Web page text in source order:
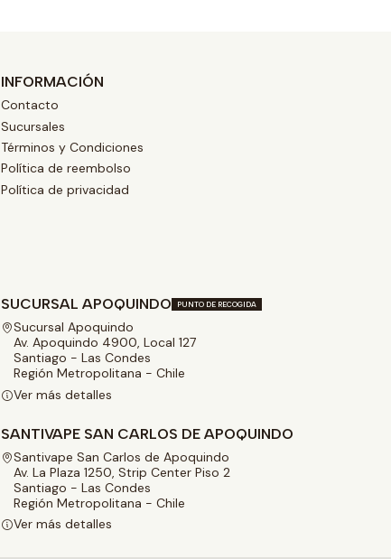
INFORMACIÓN
Contacto
Sucursales
Términos y Condiciones
Política de reembolso
Política de privacidad
SUCURSAL APOQUINDO PUNTO DE RECOGIDA
Sucursal Apoquindo
Av. Apoquindo 4900, Local 127
Santiago - Las Condes
Región Metropolitana - Chile
Ver más detalles
SANTIVAPE SAN CARLOS DE APOQUINDO
Santivape San Carlos de Apoquindo
Av. La Plaza 1250, Strip Center Piso 2
Santiago - Las Condes
Región Metropolitana - Chile
Ver más detalles